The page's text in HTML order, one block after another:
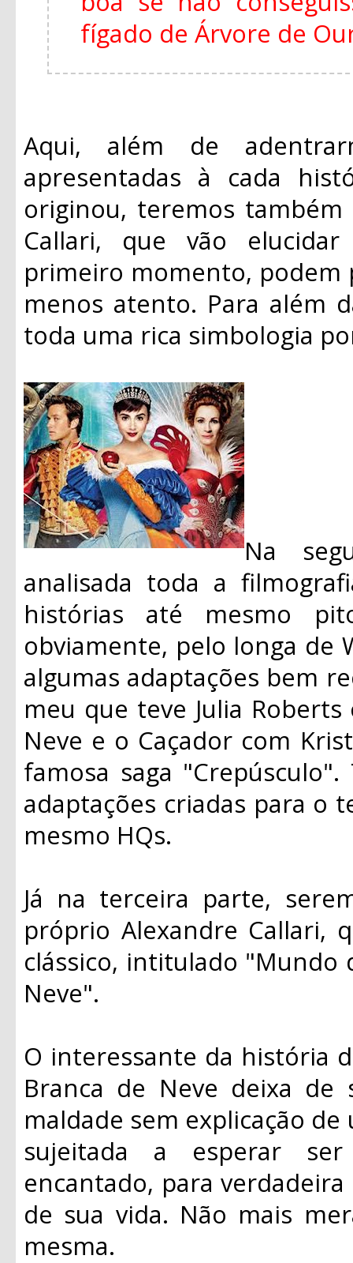
fígado de Árvore de
Aqui, além de
apresentadas à cada
originou, teremos
Callari, que vão
primeiro momento, podem
menos atento. Para além
toda uma rica simbologia
Na
analisada toda a
histórias até mesmo
obviamente, pelo longa de
algumas adaptações bem
meu que teve Julia
Neve e o Caçador com
famosa saga
adaptações criadas para o
mesmo HQs.
Já na terceira parte,
próprio Alexandre Callari,
clássico, intitulado "Mundo
Neve".
O interessante da história
Branca de Neve deixa de
maldade sem explicação
sujeitada a esperar
encantado, para
de sua vida. Não mais
mesma.